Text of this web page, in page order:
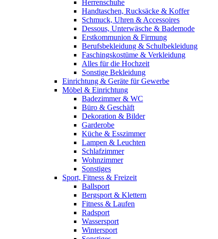
Herrenschuhe
Handtaschen, Rucksäcke & Koffer
Schmuck, Uhren & Accessoires
Dessous, Unterwäsche & Bademode
Erstkommunion & Firmung
Berufsbekleidung & Schulbekleidung
Faschingskostüme & Verkleidung
Alles für die Hochzeit
Sonstige Bekleidung
Einrichtung & Geräte für Gewerbe
Möbel & Einrichtung
Badezimmer & WC
Büro & Geschäft
Dekoration & Bilder
Garderobe
Küche & Esszimmer
Lampen & Leuchten
Schlafzimmer
Wohnzimmer
Sonstiges
Sport, Fitness & Freizeit
Ballsport
Bergsport & Klettern
Fitness & Laufen
Radsport
Wassersport
Wintersport